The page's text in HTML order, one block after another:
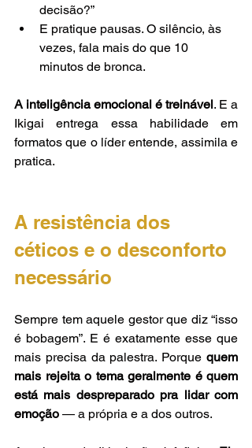
decisão?”
E pratique pausas. O silêncio, às
vezes, fala mais do que 10
minutos de bronca.
A inteligência emocional é treinável. E a
Ikigai entrega essa habilidade em
formatos que o líder entende, assimila e
pratica.
A resistência dos
céticos e o desconforto
necessário
Sempre tem aquele gestor que diz “isso
é bobagem”. E é exatamente esse que
mais precisa da palestra. Porque quem
mais rejeita o tema geralmente é quem
está mais despreparado pra lidar com
emoção — a própria e a dos outros.